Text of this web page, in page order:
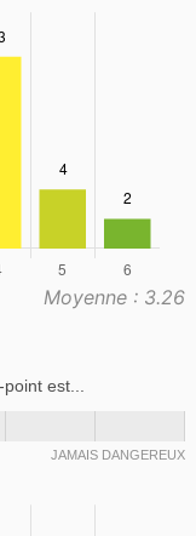
Moyenne : 3.26
est...
JAMAIS DANGEREUX